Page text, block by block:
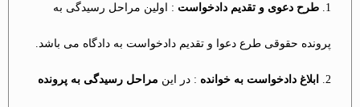
طرح دعوی و تقدیم دادخواست : اولین مراحل رسیدگی به
پرونده حقوقی طرع دعوا و تقدیم دادخواست به دادگاه می باشد.
ابلاغ دادخواست به خوانده : در این مراحل رسیدگی به پرونده